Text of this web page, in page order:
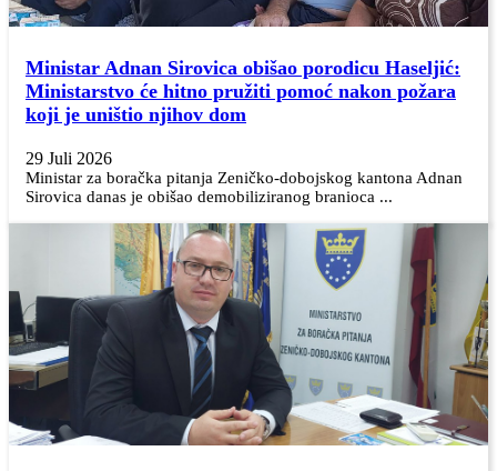
Ministar Adnan Sirovica obišao porodicu Haseljić:
Ministarstvo će hitno pružiti pomoć nakon požara
koji je uništio njihov dom
29 Juli 2026
Ministar za boračka pitanja Zeničko-dobojskog kantona Adnan
Sirovica danas je obišao demobiliziranog branioca ...